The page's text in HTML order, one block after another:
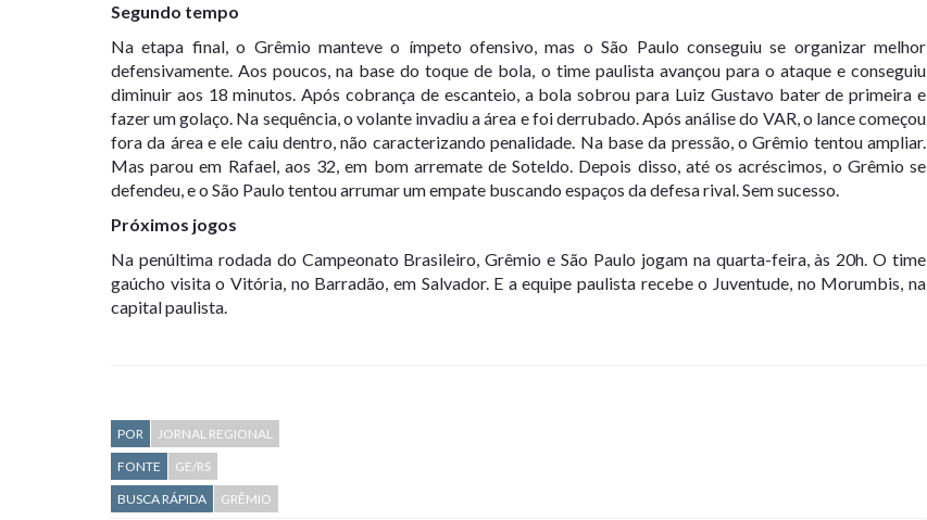
Segundo tempo
Na etapa final, o Grêmio manteve o ímpeto ofensivo, mas o São Paulo conseguiu se organizar melhor
defensivamente. Aos poucos, na base do toque de bola, o time paulista avançou para o ataque e conseguiu
diminuir aos 18 minutos. Após cobrança de escanteio, a bola sobrou para Luiz Gustavo bater de primeira e
fazer um golaço. Na sequência, o volante invadiu a área e foi derrubado. Após análise do VAR, o lance começou
fora da área e ele caiu dentro, não caracterizando penalidade. Na base da pressão, o Grêmio tentou ampliar.
Mas parou em Rafael, aos 32, em bom arremate de Soteldo. Depois disso, até os acréscimos, o Grêmio se
defendeu, e o São Paulo tentou arrumar um empate buscando espaços da defesa rival. Sem sucesso.
Próximos jogos
Na penúltima rodada do Campeonato Brasileiro, Grêmio e São Paulo jogam na quarta-feira, às 20h. O time
gaúcho visita o Vitória, no Barradão, em Salvador. E a equipe paulista recebe o Juventude, no Morumbis, na
capital paulista.
POR
JORNAL REGIONAL
FONTE
GE/RS
BUSCA RÁPIDA
GRÊMIO